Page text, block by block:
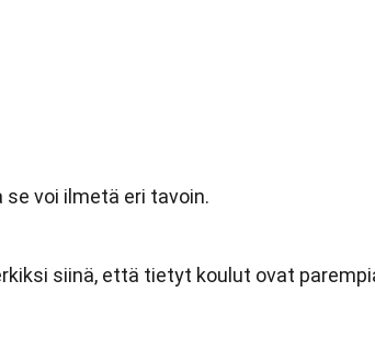
voi ilmetä eri tavoin.
siinä, että tietyt koulut ovat